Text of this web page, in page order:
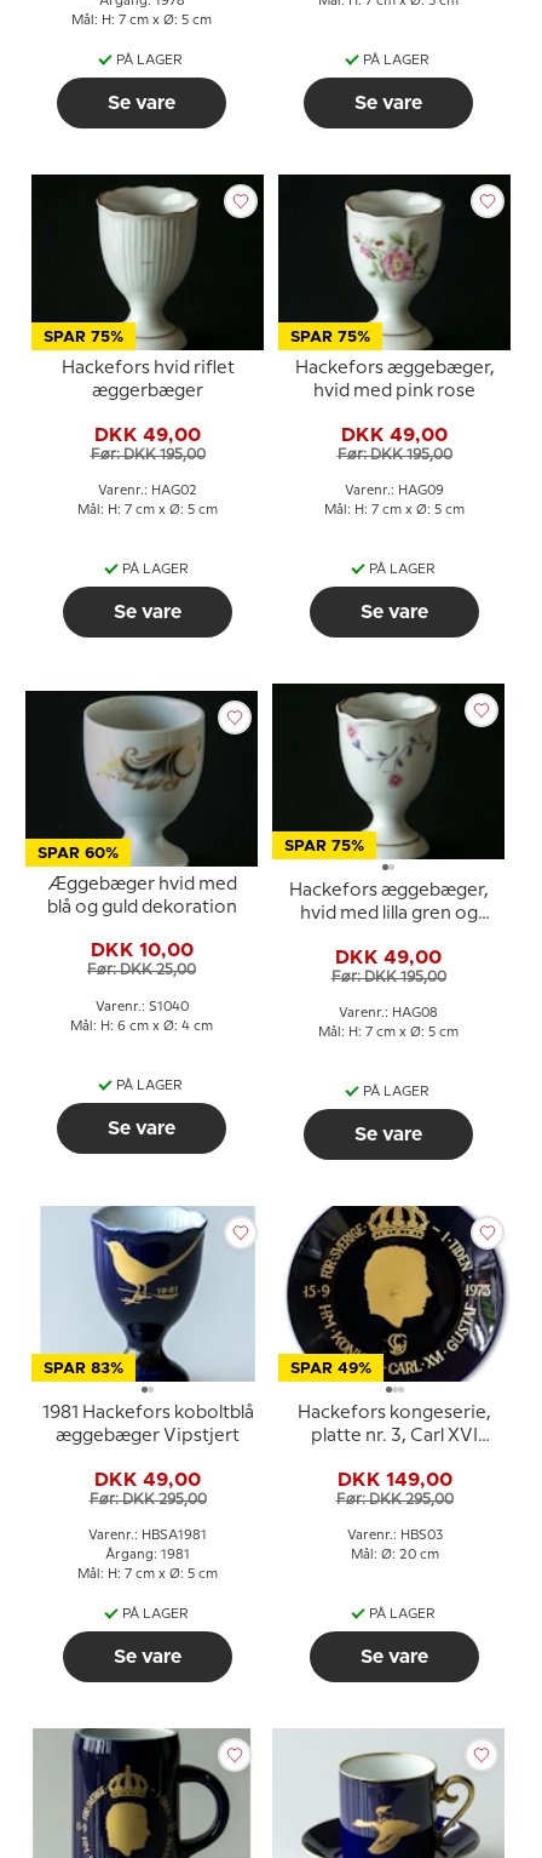
Mål: H: 7 cm x Ø: 5 cm
PÅ LAGER
Se vare
PÅ LAGER
Se vare
SPAR 75%
Hackefors hvid riflet
æggerbæger
DKK 49,00
Før: DKK 195,00
Varenr.: HAG02
Mål: H: 7 cm x Ø: 5 cm
PÅ LAGER
Se vare
SPAR 75%
Hackefors æggebæger,
hvid med pink rose
DKK 49,00
Før: DKK 195,00
Varenr.: HAG09
Mål: H: 7 cm x Ø: 5 cm
PÅ LAGER
Se vare
SPAR 60%
Æggebæger hvid med
blå og guld dekoration
DKK 10,00
Før: DKK 25,00
Varenr.: S1040
Mål: H: 6 cm x Ø: 4 cm
PÅ LAGER
Se vare
SPAR 75%
Hackefors æggebæger,
hvid med lilla gren og
DKK 49,00
Før: DKK 195,00
Varenr.: HAG08
Mål: H: 7 cm x Ø: 5 cm
PÅ LAGER
Se vare
SPAR 83%
1981 Hackefors koboltblå
æggebæger Vipstjert
DKK 49,00
Før: DKK 295,00
Varenr.: HBSA1981
Årgang: 1981
Mål: H: 7 cm x Ø: 5 cm
PÅ LAGER
Se vare
SPAR 49%
Hackefors kongeserie,
platte nr. 3, Carl XVI
DKK 149,00
Før: DKK 295,00
Varenr.: HBS03
Mål: Ø: 20 cm
PÅ LAGER
Se vare